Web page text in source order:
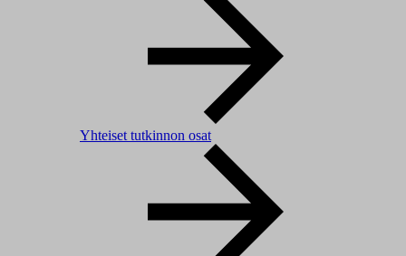
Yhteiset tutkinnon osat